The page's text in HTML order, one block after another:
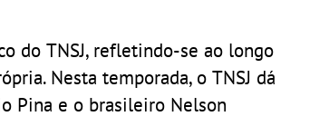
do TNSJ, refletindo-se ao longo
Nesta temporada, o TNSJ dá
Pina e o brasileiro Nelson